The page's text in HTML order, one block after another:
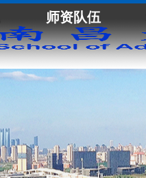
师资队伍